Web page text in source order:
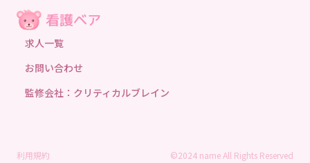
求人一覧
お問い合わせ
監修会社：クリティカルブレイン
利用規約
©2024 name All Rights Reserved